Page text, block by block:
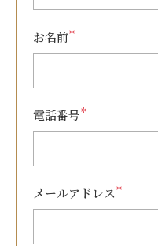
お名前＊
電話番号＊
メールアドレス ＊